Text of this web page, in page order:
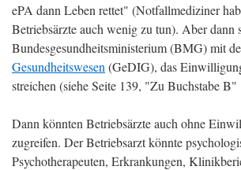
ePA dann Leben rettet" (Notfallmediziner
Betriebsärzte auch wenig zu tun). Aber dann
Bundesgesundheitsministerium (BMG) mit
Gesundheitswesen (GeDIG), das
streichen (siehe Seite 139, "Zu Buchstabe
Dann könnten Betriebsärzte auch ohne
zugreifen. Der Betriebsarzt könnte
Psychotherapeuten, Erkrankungen,